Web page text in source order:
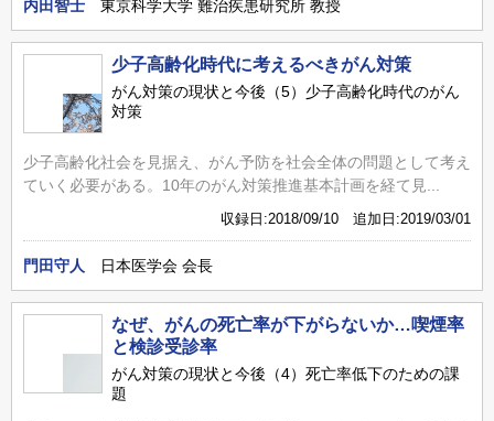
内田智士 東京科学大学 難治疾患研究所 教授
少子高齢化時代に考えるべきがん対策
がん対策の現状と今後（5）少子高齢化時代のがん
対策
少子高齢化社会を見据え、がん予防を社会全体の問題として考え
ていく必要がある。10年のがん対策推進基本計画を経て見...
収録日:2018/09/10 追加日:2019/03/01
門田守人 日本医学会 会長
なぜ、がんの死亡率が下がらないか…喫煙率
と検診受診率
がん対策の現状と今後（4）死亡率低下のための課
題